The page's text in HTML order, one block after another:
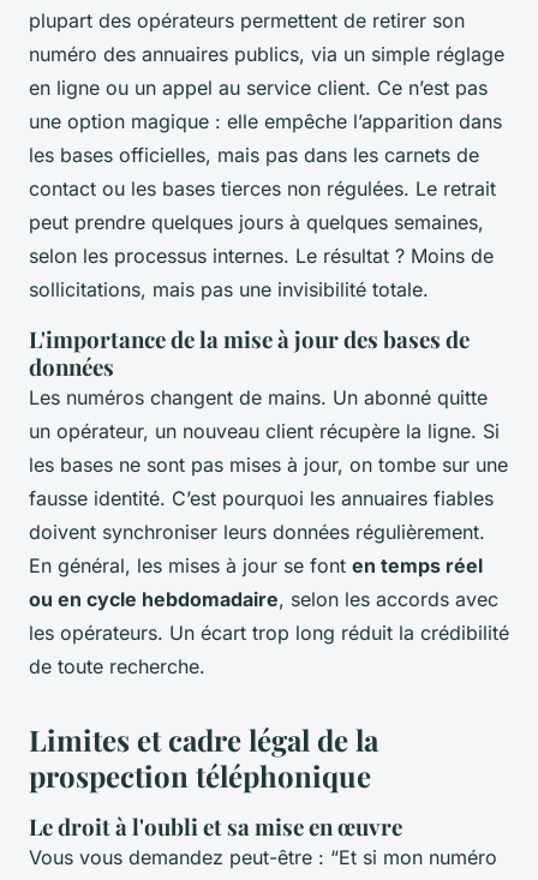
plupart des opérateurs permettent de retirer son
numéro des annuaires publics, via un simple réglage
en ligne ou un appel au service client. Ce n’est pas
une option magique : elle empêche l’apparition dans
les bases officielles, mais pas dans les carnets de
contact ou les bases tierces non régulées. Le retrait
peut prendre quelques jours à quelques semaines,
selon les processus internes. Le résultat ? Moins de
sollicitations, mais pas une invisibilité totale.
L'importance de la mise à jour des bases de
données
Les numéros changent de mains. Un abonné quitte
un opérateur, un nouveau client récupère la ligne. Si
les bases ne sont pas mises à jour, on tombe sur une
fausse identité. C’est pourquoi les annuaires fiables
doivent synchroniser leurs données régulièrement.
En général, les mises à jour se font en temps réel
ou en cycle hebdomadaire, selon les accords avec
les opérateurs. Un écart trop long réduit la crédibilité
de toute recherche.
Limites et cadre légal de la
prospection téléphonique
Le droit à l'oubli et sa mise en œuvre
Vous vous demandez peut-être : “Et si mon numéro